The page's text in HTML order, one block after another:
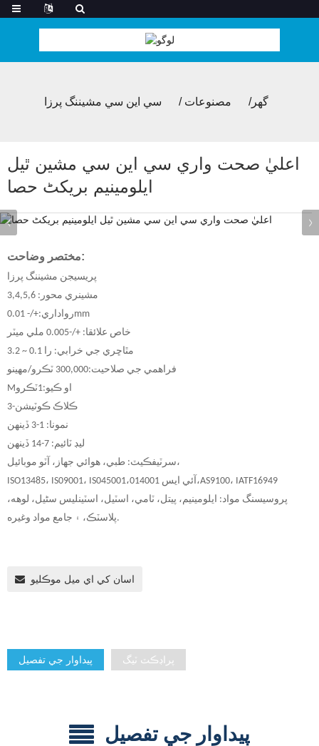
گھر مصنوعات سي اين سي مشيننگ پرزا
اعليٰ صحت واري سي اين سي مشين ٿيل
ايلومينيم بریکٹ حصا
مختصر وضاحت:
پريسيجن مشيننگ پرزا
مشينري محور: 3,4,5,6
رواداري:+/- 0.01mm
خاص علائقا: +/-0.005 ملي ميٽر
مٿاڇري جي خرابي: را 0.1 ~ 3.2
فراهمي جي صلاحيت:
300,000 ٽڪرو/مهينو
M
او ڪيو:1ٽڪرو
3-ڪلاڪ ڪوٽيشن
نمونا: 1-3 ڏينهن
ليڊ ٽائيم: 7-14 ڏينهن
سرٽيفڪيٽ: طبي، هوائي جهاز، آٽو موبائيل،
ISO13485، IS09001، IS045001، آئي ايس 0 14001،AS9100، IATF16949
پروسيسنگ مواد: ايلومينيم، پيتل، ٽامي، اسٽيل، اسٽينلیس سٹیل، لوهه،
پلاسٽڪ، ۽ جامع مواد وغيره.
اسان کي اي ميل موڪليو
پيداوار جي تفصيل پراڊڪٽ ٽيگ
پيداوار جي تفصيل